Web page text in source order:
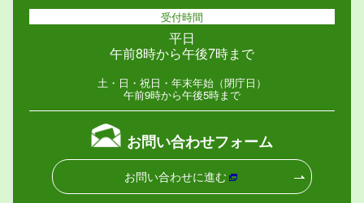
受付時間
平日
午前8時から午後7時まで
土・日・祝日・年末年始（閉庁日）
午前9時から午後5時まで
お問い合わせフォーム
お問い合わせに進む